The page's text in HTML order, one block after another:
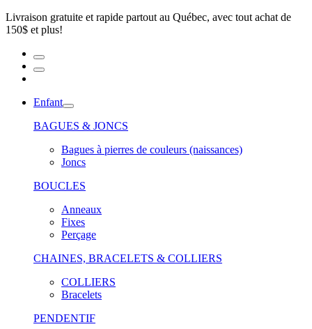
Livraison gratuite et rapide partout au Québec, avec tout achat de
150$ et plus!
Enfant
BAGUES & JONCS
Bagues à pierres de couleurs (naissances)
Joncs
BOUCLES
Anneaux
Fixes
Perçage
CHAINES, BRACELETS & COLLIERS
COLLIERS
Bracelets
PENDENTIF